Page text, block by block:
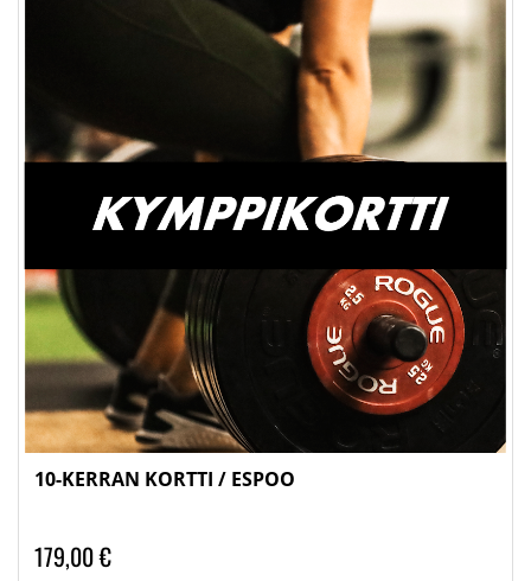
10-KERRAN KORTTI / ESPOO
179,00 €